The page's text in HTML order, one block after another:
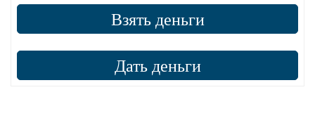
Взять деньги
Дать деньги